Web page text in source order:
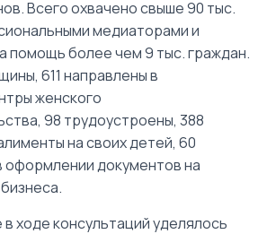
Всего охвачено свыше 90 тыс.
медиаторами и
помощь более чем 9 тыс. граждан.
611 направлены в
женского
98 трудоустроены, 388
на своих детей, 60
оформлении документов на
ходе консультаций уделялось